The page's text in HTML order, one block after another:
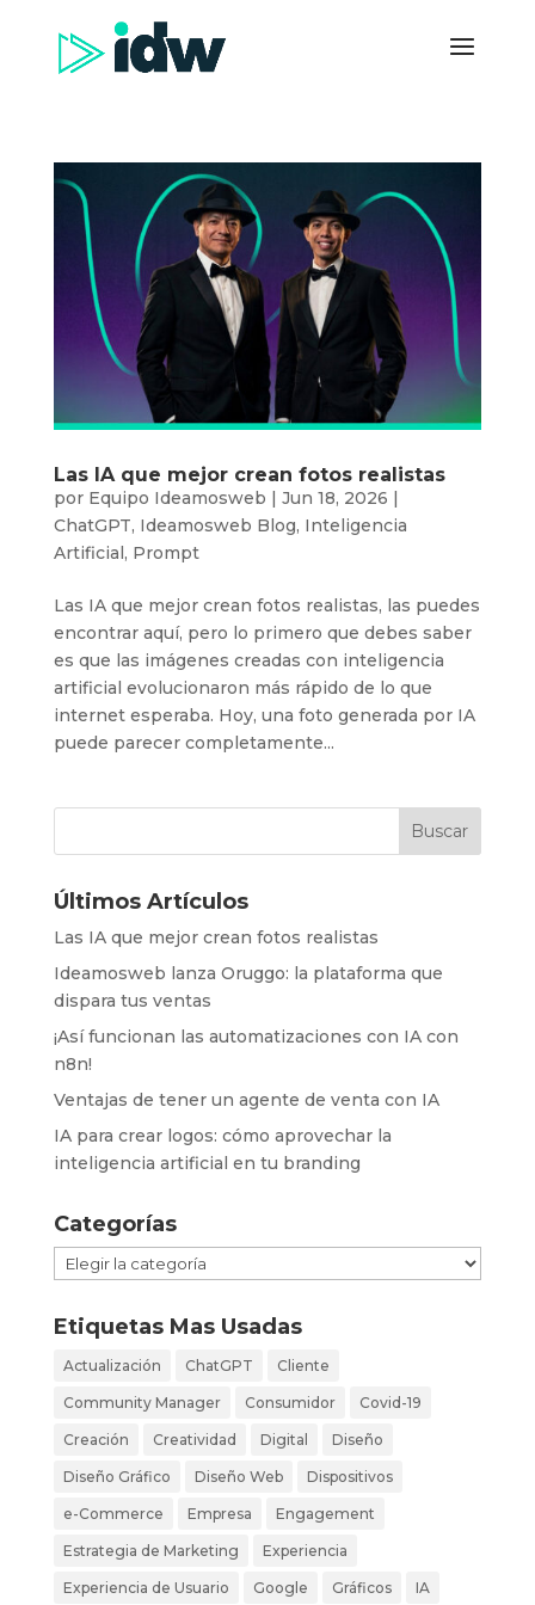
Las IA que mejor crean fotos realistas
por Equipo Ideamosweb | Jun 18, 2026 |
ChatGPT, Ideamosweb Blog, Inteligencia
Artificial, Prompt
Las IA que mejor crean fotos realistas, las puedes
encontrar aquí, pero lo primero que debes saber
es que las imágenes creadas con inteligencia
artificial evolucionaron más rápido de lo que
internet esperaba. Hoy, una foto generada por IA
puede parecer completamente...
Últimos Artículos
Las IA que mejor crean fotos realistas
Ideamosweb lanza Oruggo: la plataforma que
dispara tus ventas
¡Así funcionan las automatizaciones con IA con
n8n!
Ventajas de tener un agente de venta con IA
IA para crear logos: cómo aprovechar la
inteligencia artificial en tu branding
Categorías
Categorías
Etiquetas Mas Usadas
Actualización ChatGPT Cliente
Community Manager Consumidor Covid-19
Creación Creatividad Digital Diseño
Diseño Gráfico Diseño Web Dispositivos
e-Commerce Empresa Engagement
Estrategia de Marketing Experiencia
Experiencia de Usuario Google Gráficos IA